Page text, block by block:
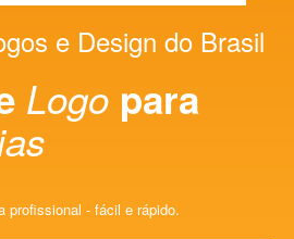
e Design do Brasil
Logo para
profissional - fácil e rápido.